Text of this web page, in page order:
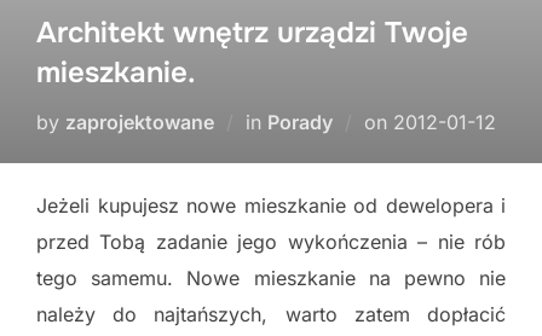
Architekt wnętrz urządzi Twoje
mieszkanie.
by zaprojektowane in Porady on Posted
2012-01-12
Jeżeli kupujesz nowe mieszkanie od dewelopera i
przed Tobą zadanie jego wykończenia – nie rób
tego samemu. Nowe mieszkanie na pewno nie
należy do najtańszych, warto zatem dopłacić